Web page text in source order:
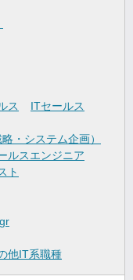
ス
ITセールス
・システム企画）
ルスエンジニア
ト
他IT系職種